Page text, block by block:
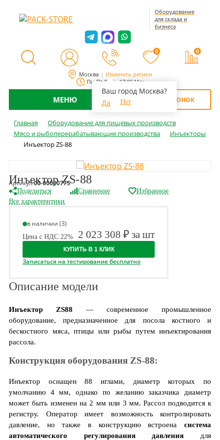
Москва Изменить регион
Ваш город Москва?
Да
Нет
Пн-Пт 8:00 - 17:00 Мск
Оборудование
для склада и
бизнеса
0 0
МЕНЮ ОБРАТНЫЙ ЗВОНОК
Главная
Оборудование для пищевых производств
Мясо и рыбоперерабатывающие производства
Инъекторы
Инъектор ZS-88
Инъектор ZS-88
Артикул:00-00000775
Поделиться Сравнение
Избранное
Все характеритики
в наличии (3)
Цена с НДС 22% 2 023 308 ₽ за шт
КУПИТЬ В 1 КЛИК
Записаться на тестирование бесплатно
Описание модели
Инъектор ZS88 — современное промышленное
оборудование, предназначенное для посола костного и
бескостного мяса, птицы или рыбы путем инъектирования
рассола.
Конструкция оборудования ZS-88:
Инъектор оснащен 88 иглами, диаметр которых по
умолчанию 4 мм, однако по желанию заказчика диаметр
может быть изменен на 2 мм или 3 мм. Рассол подводится к
регистру. Оператор имеет возможность контролировать
давление, но также в конструкцию встроена система
автоматического регулирования давления для